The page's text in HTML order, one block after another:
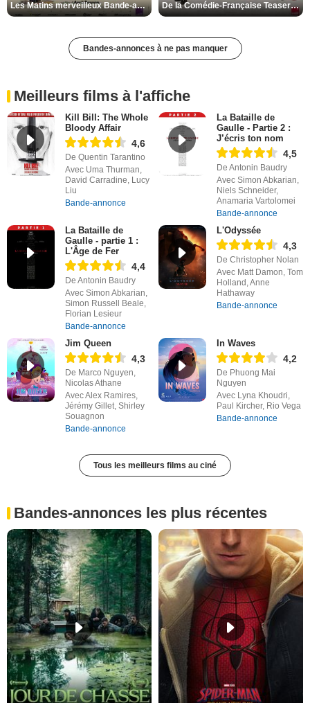
Les Matins merveilleux Bande-annonce VF De la Comédie-Française Teaser VF
Bandes-annonces à ne pas manquer
Meilleurs films à l'affiche
Kill Bill: The Whole
Bloody Affair
4,6
De Quentin Tarantino
Avec Uma Thurman,
David Carradine, Lucy
Liu
Bande-annonce
La Bataille de
Gaulle - Partie 2 :
J’écris ton nom
4,5
De Antonin Baudry
Avec Simon Abkarian,
Niels Schneider,
Anamaria Vartolomei
Bande-annonce
La Bataille de
Gaulle - partie 1 :
L'Âge de Fer
4,4
De Antonin Baudry
Avec Simon Abkarian,
Simon Russell Beale,
Florian Lesieur
Bande-annonce
L'Odyssée
4,3
De Christopher Nolan
Avec Matt Damon, Tom
Holland, Anne
Hathaway
Bande-annonce
Jim Queen
4,3
De Marco Nguyen,
Nicolas Athane
Avec Alex Ramires,
Jérémy Gillet, Shirley
Souagnon
Bande-annonce
In Waves
4,2
De Phuong Mai
Nguyen
Avec Lyna Khoudri,
Paul Kircher, Rio Vega
Bande-annonce
Tous les meilleurs films au ciné
Bandes-annonces les plus récentes